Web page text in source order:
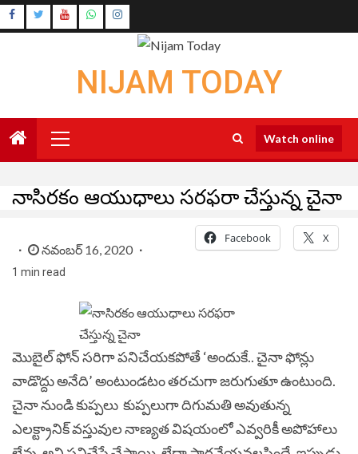
Skip
to
Instagram
NIJAM TODAY
Menu
Watch online
నాసిరకం ఆయుధాలు సరఫరా చేస్తున్న చైనా
నవంబర్ 16, 2020
1 min read
Facebook X
మొబైల్ ఫోన్ సరిగా పనిచేయకపోతే ‘అందుకే.. చైనా ఫోన్లు
వాడొద్దు అనేది’ అంటుండటం తరచుగా జరుగుతూ ఉంటుంది.
చైనా నుండి కుప్పలు కుప్పలుగా దిగుమతి అవుతున్న
ఎలక్ట్రానిక్ వస్తువుల నాణ్యత విషయంలో ఎవ్వరికీ అపోహాలు